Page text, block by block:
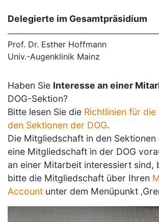
Delegierte im Gesamtpräsidium
Prof. Dr. Esther Hoffmann
Univ.-Augenklinik Mainz
Haben Sie Interesse an einer
DOG-Sektion?
Bitte lesen Sie die Richtlinien für
den Sektionen der DOG.
Die Mitgliedschaft in den Sektionen
eine Mitgliedschaft in der DOG
an einer Mitarbeit interessiert sind,
bitte die Mitgliedschaft über Ihren
Account unter dem Menüpunkt